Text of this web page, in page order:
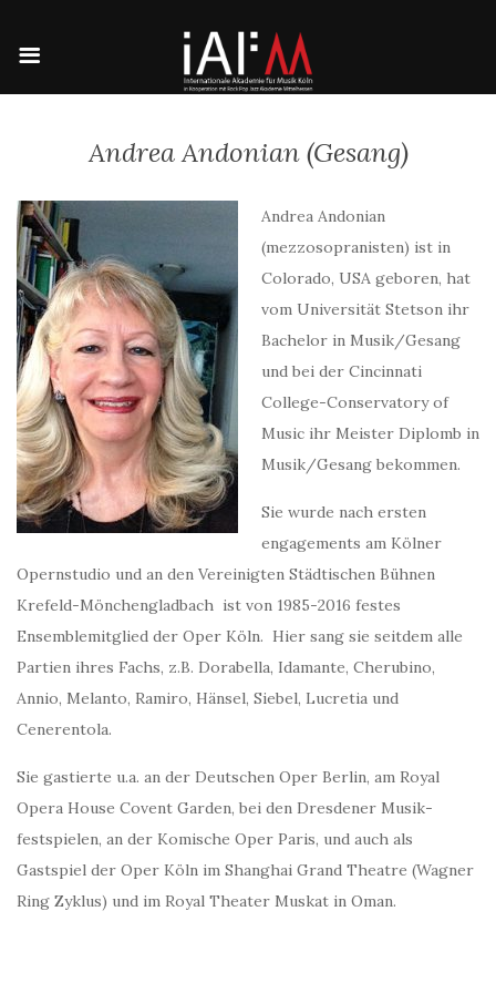
Andrea Andonian (Gesang)
Andrea Andonian
(mezzosopranisten) ist in
Colorado, USA geboren, hat
vom Universität Stetson ihr
Bachelor in Musik/Gesang
und bei der Cincinnati
College-Conservatory of
Music ihr Meister Diplomb in
Musik/Gesang bekommen.
Sie wurde nach ersten
engagements am Kölner
Opernstudio und an den Vereinigten Städtischen Bühnen
Krefeld-Mönchengladbach ist von 1985-2016 festes
Ensemblemitglied der Oper Köln. Hier sang sie seitdem alle
Partien ihres Fachs, z.B. Dorabella, Idamante, Cherubino,
Annio, Melanto, Ramiro, Hänsel, Siebel, Lucretia und
Cenerentola.
Sie gastierte u.a. an der Deutschen Oper Berlin, am Royal
Opera House Covent Garden, bei den Dresdener Musik-
festspielen, an der Komische Oper Paris, und auch als
Gastspiel der Oper Köln im Shanghai Grand Theatre (Wagner
Ring Zyklus) und im Royal Theater Muskat in Oman.